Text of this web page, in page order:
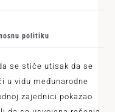
politiku
se stiče utisak da se
u vidu međunarodne
zajednici pokazao